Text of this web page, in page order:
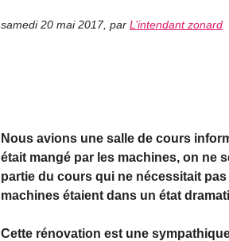
samedi 20 mai 2017, par L’intendant zonard
Nous avions une salle de cours
était mangé par les machines, on ne
partie du cours qui ne nécessitait
machines étaient dans un état
Cette rénovation est une